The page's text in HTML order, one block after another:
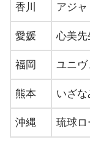
島根
・
岡山 ・
広島 ・占
香川 アジ
愛媛 心美先
福岡 ユニ
熊本 いざ
沖縄 琉球ロ